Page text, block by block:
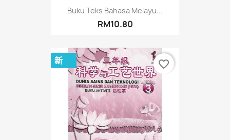
Buku Teks Bahasa Melayu...
RM10.80
新 favorite_border